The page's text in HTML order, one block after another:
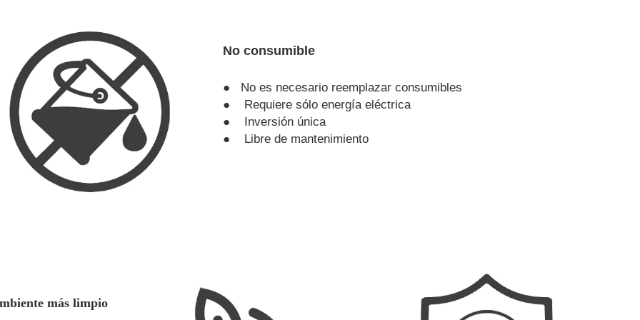
No consumible
● No es necesario reemplazar consumibles
● Requiere sólo energía eléctrica
● Inversión única
● Libre de mantenimiento
más limpio